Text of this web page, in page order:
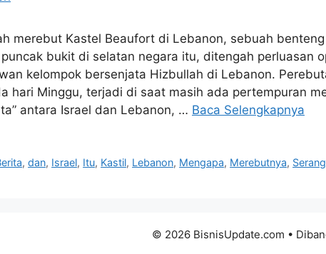
merebut Kastel Beaufort di Lebanon, sebuah
bukit di selatan negara itu, ditengah perluasan
kelompok bersenjata Hizbullah di Lebanon.
hari Minggu, terjadi di saat masih ada pertempuran
antara Israel dan Lebanon, … Baca Selengkapnya
,dan, Israel, Itu, Kastil, Lebanon, Mengapa, Merebutnya,
© 2026 BisnisUpdate.com •